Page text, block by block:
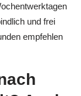
und frei
empfehlen